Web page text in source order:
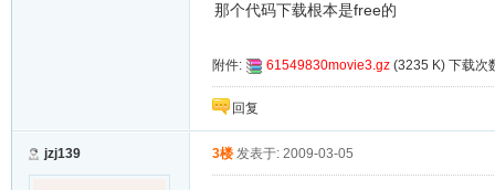
那个代码下载根本是free的
附件: 61549830movie3.gz (3235 K) 下载次
回复
jzj139 3楼 发表于: 2009-03-05